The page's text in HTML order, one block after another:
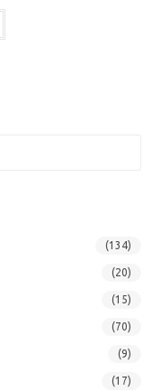
(134)
(20)
(15)
(70)
(9)
(17)